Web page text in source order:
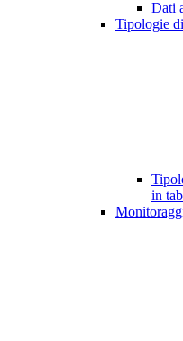
Dati
Tipologie
in